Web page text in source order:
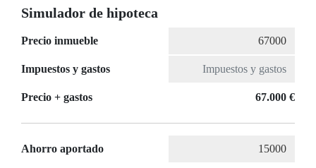
Simulador de hipoteca
Precio inmueble
Impuestos y gastos
Precio + gastos 67.000 €
Ahorro aportado